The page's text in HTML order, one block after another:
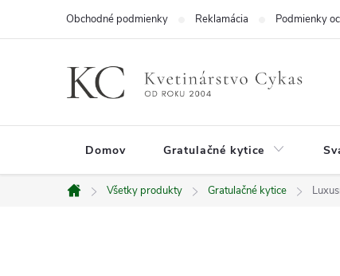
Obchodné podmienky Reklamácia Podmienky
Domov Gratulačné kytice
Domov
Všetky produkty Gratulačné kytice